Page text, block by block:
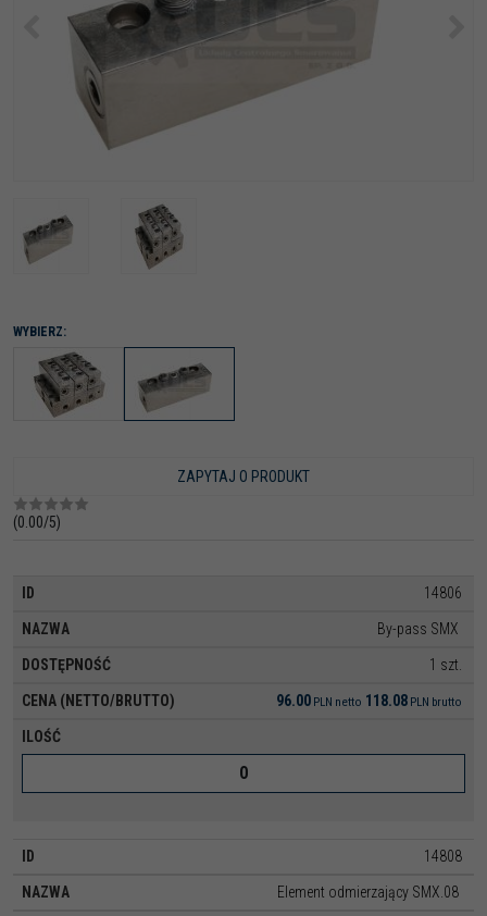
WYBIERZ:
ZAPYTAJ O PRODUKT
(0.00/5)
14806
By-pass SMX
1 szt.
96.00 PLN netto 118.08 PLN brutto
14808
Element odmierzający SMX.08